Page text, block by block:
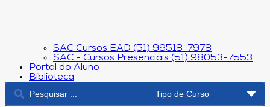
SAC Cursos EAD (51) 99518-7978
SAC - Cursos Presenciais (51) 98053-7553
Portal do Aluno
Biblioteca